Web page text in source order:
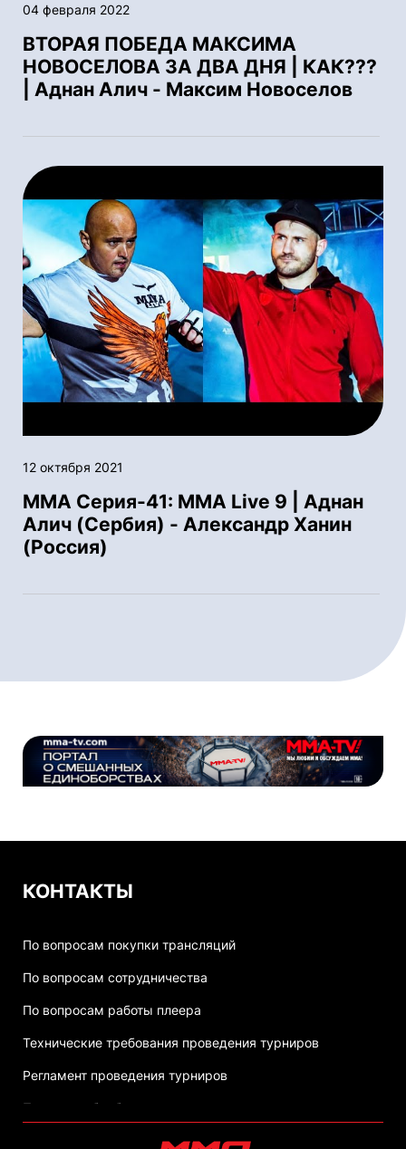
04 февраля 2022
ВТОРАЯ ПОБЕДА МАКСИМА
НОВОСЕЛОВА ЗА ДВА ДНЯ | КАК???
| Аднан Алич - Максим Новоселов
12 октября 2021
ММА Серия-41: MMA Live 9 | Аднан
Алич (Сербия) - Александр Ханин
(Россия)
КОНТАКТЫ
По вопросам покупки трансляций
По вопросам сотрудничества
По вопросам работы плеера
Технические требования проведения турниров
Регламент проведения турниров
Политика обработки персональных данных